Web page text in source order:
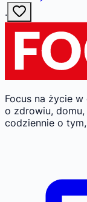
·
Focus na życie
o zdrowiu,
codziennie o